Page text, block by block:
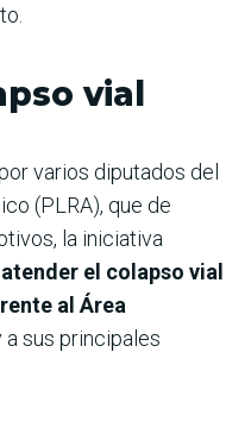
vial
varios diputados del
(PLRA), que de
la iniciativa
el colapso vial
al Área
a sus principales